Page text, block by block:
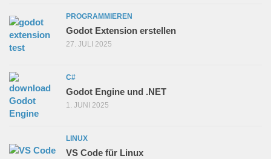
PROGRAMMIEREN
Godot Extension erstellen
27. JULI 2025
C#
Godot Engine und .NET
1. JUNI 2025
LINUX
VS Code für Linux